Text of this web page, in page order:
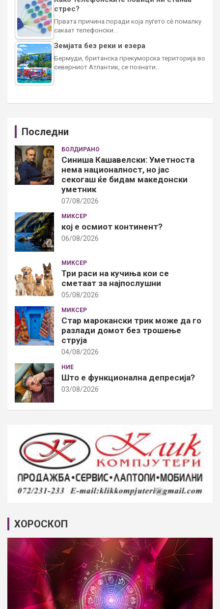
стрес?
Првата причина поради која луѓето сè помалку
сакаат телефонски…
Земјата без реки и езера
Бермуди, британска прекуморска територија во
северниот Атлантик, се познати…
Последни
БОЛДИРАНО
Синиша Кашавелски: Уметноста
нема националност, но јас
секогаш ќе бидам македонски
уметник
07/08/2026
МИКСЕР
кој е осмиот континент?
06/08/2026
МИКСЕР
Три раси на кучиња кои се
сметаат за најпослушни
05/08/2026
МИКСЕР
Стар марокански трик може да го
разлади домот без трошење
струја
04/08/2026
НИЕ
Што е функционална депресија?
03/08/2026
ХОРОСКОП